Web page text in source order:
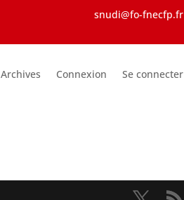
snudi@fo-fnecfp.fr
Archives Connexion Se connecter